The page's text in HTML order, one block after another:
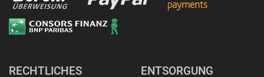
RECHTLICHES ENTSORGUNG